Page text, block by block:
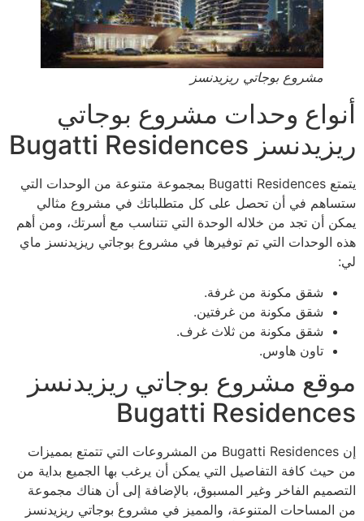
مشروع بوجاتي ريزيدنسز
أنواع وحدات مشروع بوجاتي
ريزيدنسز Bugatti Residences
يتمتع Bugatti Residences بمجموعة متنوعة من الوحدات التي
ستساهم في أن تحصل على كل متطلباتك في مشروع مثالي
يمكن أن تجد من خلاله الوحدة التي تتناسب مع أسرتك، ومن أهم
هذه الوحدات التي تم توفيرها في مشروع بوجاتي ريزيدنسز ماي
لي:
شقق مكونة من غرفة.
شقق مكونة من غرفتين.
شقق مكونة من ثلاث غرف.
تاون هاوس.
موقع مشروع بوجاتي ريزيدنسز
Bugatti Residences
إن Bugatti Residences من المشروعات التي تتمتع بمميزات
من حيث كافة التفاصيل التي يمكن أن يرغب بها الجميع بداية من
التصميم الفاخر وغير المسبوق، بالإضافة إلى أن هناك مجموعة
من المساحات المتنوعة، والمميز في مشروع بوجاتي ريزيدنسز